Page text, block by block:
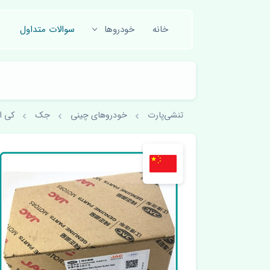
خانه خودروها سوالات متداول
تنشی‌پارت خودروهای چینی جک کی